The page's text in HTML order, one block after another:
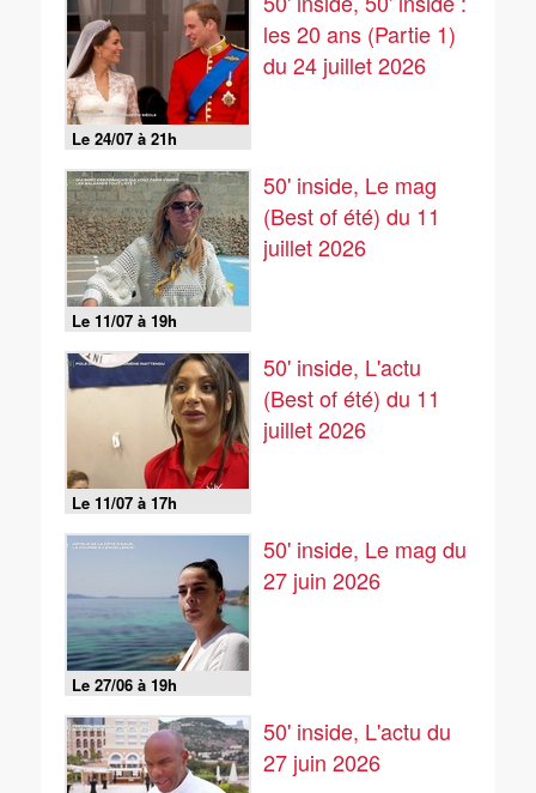
Le 24/07 à 21h
les 20 ans (Partie 1)
du 24 juillet 2026
Le 11/07 à 19h
50' inside, Le mag
(Best of été) du 11
juillet 2026
Le 11/07 à 17h
50' inside, L'actu
(Best of été) du 11
juillet 2026
Le 27/06 à 19h
50' inside, Le mag du
27 juin 2026
50' inside, L'actu du
27 juin 2026